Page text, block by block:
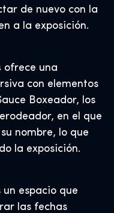
de nuevo con la
a la exposición.
ofrece una
con elementos
Boxeador, los
en el que
nombre, lo que
la exposición.
espacio que
las fechas